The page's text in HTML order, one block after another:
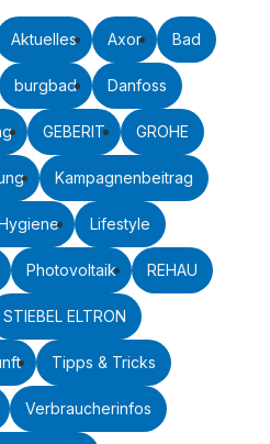
Aktuelles Axor Bad
burgbad Danfoss
GEBERIT GROHE
Kampagnenbeitrag
Lifestyle
Photovoltaik REHAU
STIEBEL ELTRON
Tipps & Tricks
Verbraucherinfos